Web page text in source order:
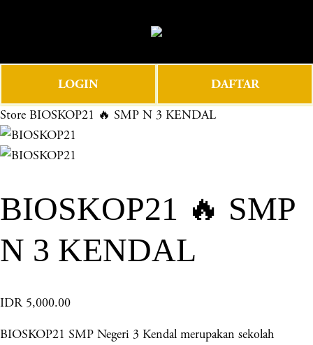
e
e
n
u
LOGIN DAFTAR
Store BIOSKOP21 🔥 SMP N 3 KENDAL
BIOSKOP21 🔥 SMP
N 3 KENDAL
IDR 5,000.00
BIOSKOP21 SMP Negeri 3 Kendal merupakan sekolah